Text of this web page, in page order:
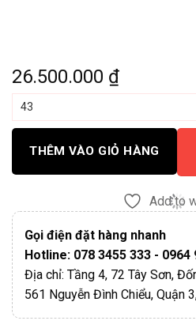
26.500.000 ₫
THÊM VÀO GIỎ HÀNG
Add to
Gọi điện đặt hàng nhanh
Hotline: 078 3455 333 - 0964
Địa chỉ: Tầng 4, 72 Tây Sơn,
561 Nguyễn Đình Chiểu, Quận